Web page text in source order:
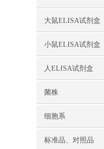
大鼠ELISA试剂盒
小鼠ELISA试剂盒
人ELISA试剂盒
菌株
细胞系
标准品、对照品